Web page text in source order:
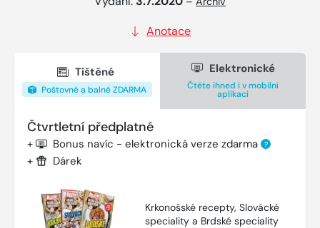
Anotace
Tištěné
Poštovné a balné ZDARMA
Elektronické
Čtěte ihned i v mobilní
aplikaci
Čtvrtletní předplatné
+ Bonus navíc - elektronická verze zdarma ?
+ Dárek
Krkonošské recepty, Slovácké
speciality a Brdské speciality